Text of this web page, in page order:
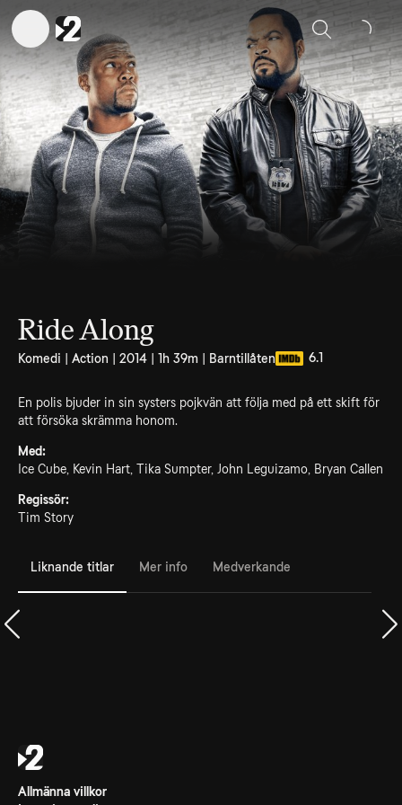
Sök
Ride Along
Komedi | Action | 2014 | 1h 39m | Barntillåten 6.1
En polis bjuder in sin systers pojkvän att följa med på ett skift för
att försöka skrämma honom.
Med:
Ice Cube, Kevin Hart, Tika Sumpter, John Leguizamo, Bryan Callen
Regissör:
Tim Story
Liknande titlar Mer info Medverkande
Allmänna villkor